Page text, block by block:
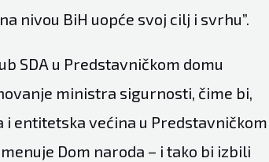
nivou BiH uopće svoj cilj i svrhu”.
SDA u Predstavničkom domu
ministra sigurnosti, čime bi,
i entitetska većina u Predstavničkom
Dom naroda – i tako bi izbili